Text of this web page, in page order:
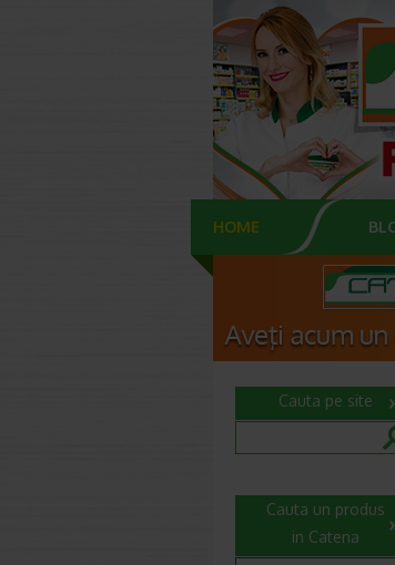
HOME
Cauta pe site
Cauta un produs
in Catena